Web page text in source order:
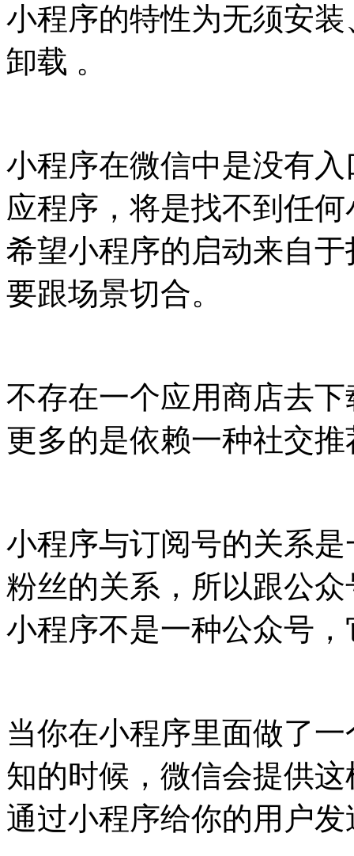
小程序的特性为无须安
卸载 。
小程序在微信中是没有
应程序，将是找不到任
希望小程序的启动来自
要跟场景切合。
不存在一个应用商店去
更多的是依赖一种社交推
小程序与订阅号的关系
粉丝的关系，所以跟公
小程序不是一种公众号
当你在小程序里面做了
知的时候，微信会提供
通过小程序给你的用户